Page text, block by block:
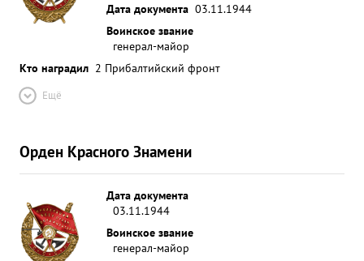
Дата документа 03.11.1944
Воинское звание
генерал-майор
Кто наградил 2 Прибалтийский фронт
Ещё
Орден Красного Знамени
Дата документа
03.11.1944
Воинское звание
генерал-майор